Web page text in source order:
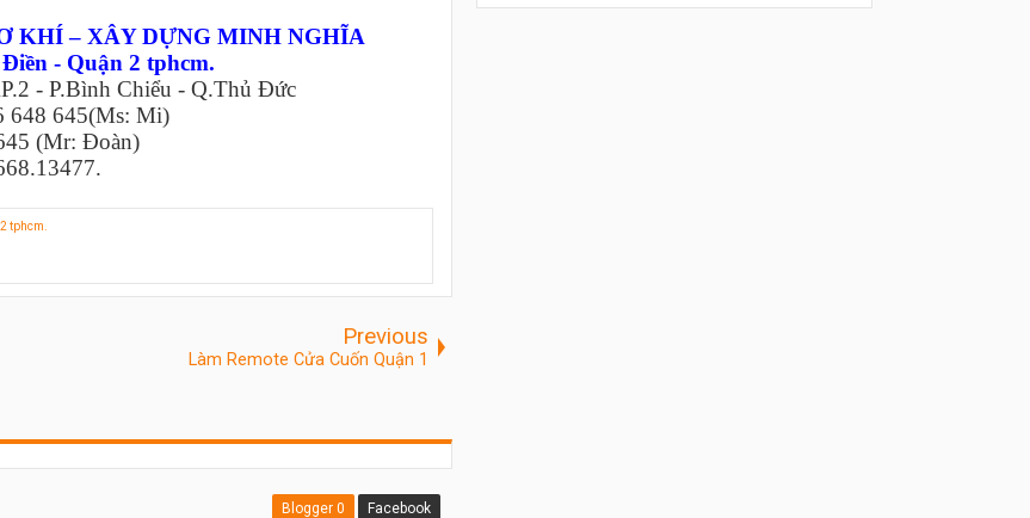
KHÍ – XÂY DỰNG MINH NGHĨA
- Quận 2 tphcm.
- P.Bình Chiểu - Q.Thủ Đức
648 645(Ms: Mi)
(Mr: Đoàn)
tphcm.
Previous
Làm Remote Cửa Cuốn Quận 1
Blogger 0 Facebook